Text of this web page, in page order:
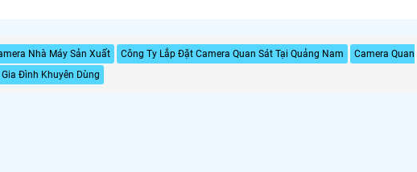
Nhà Máy Sản Xuất Công Ty Lắp Đặt Camera Quan Sát Tại Quảng Nam
Camera Quan
Đình Khuyên Dùng